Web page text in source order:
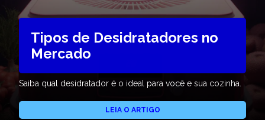
Tipos de Desidratadores no
Mercado
Saiba qual desidratador é o ideal para você e sua cozinha.
LEIA O ARTIGO